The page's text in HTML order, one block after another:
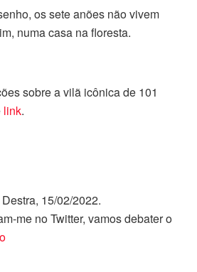
os sete anões não vivem
numa casa na floresta.
sobre a vilã icônica de 101
link.
Vida Destra, 15/02/2022.
vamos debater o